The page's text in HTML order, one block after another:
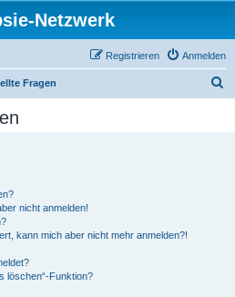
Netzwerk
Anmelden
Registrieren
Fragen
nicht anmelden!
kann mich aber nicht mehr anmelden?!
löschen“-Funktion?